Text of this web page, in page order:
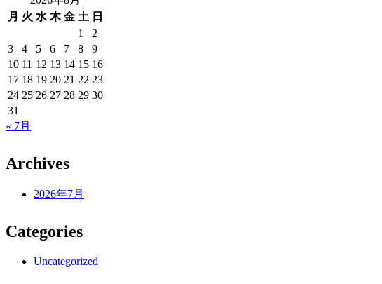
月 火 水 木 金 土 日
1
2
3
4 5 6 7 8
9
10 11 12 13 14 15 16
17 18 19 20 21 22 23
24 25 26 27 28 29 30
31
« 7月
Archives
2026年7月
Categories
Uncategorized